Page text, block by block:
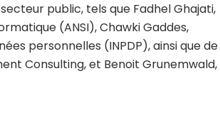
public, tels que Fadhel Ghajati,
(ANSI), Chawki Gaddes,
personnelles (INPDP), ainsi que de
Consulting, et Benoit Grunemwald,